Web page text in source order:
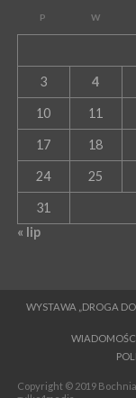
P W
3 4
10 11
17 18
24 25
31
« lip
WYSTAWA „DROGA
Copyright © 2019